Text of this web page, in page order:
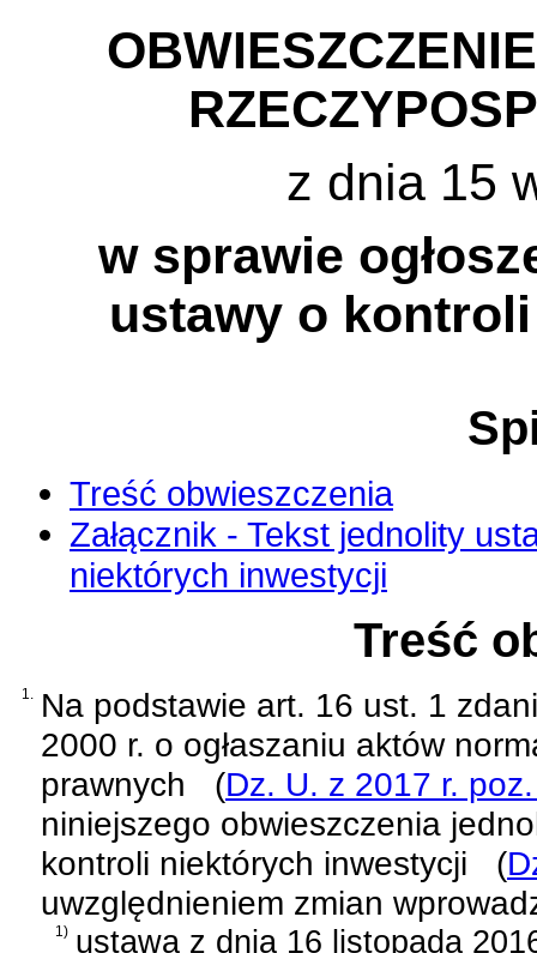
z dnia 15
w sprawie
ustawy o
Treść obwieszczenia
Załącznik - Tekst jednolity
niektórych inwestycji
Treść
1. Na podstawie art. 16 ust. 1
2000 r. o ogłaszaniu aktów
prawnych
(Dz. U. z 2017 r.
niniejszego obwieszczenia
kontroli niektórych inwestycji
(
uwzględnieniem zmian
1) ustawą z dnia 16 listopada